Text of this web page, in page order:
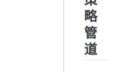
略
管
道